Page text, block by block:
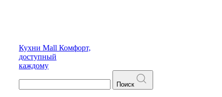
Кухни Mall Комфорт,
доступный
каждому
Поиск